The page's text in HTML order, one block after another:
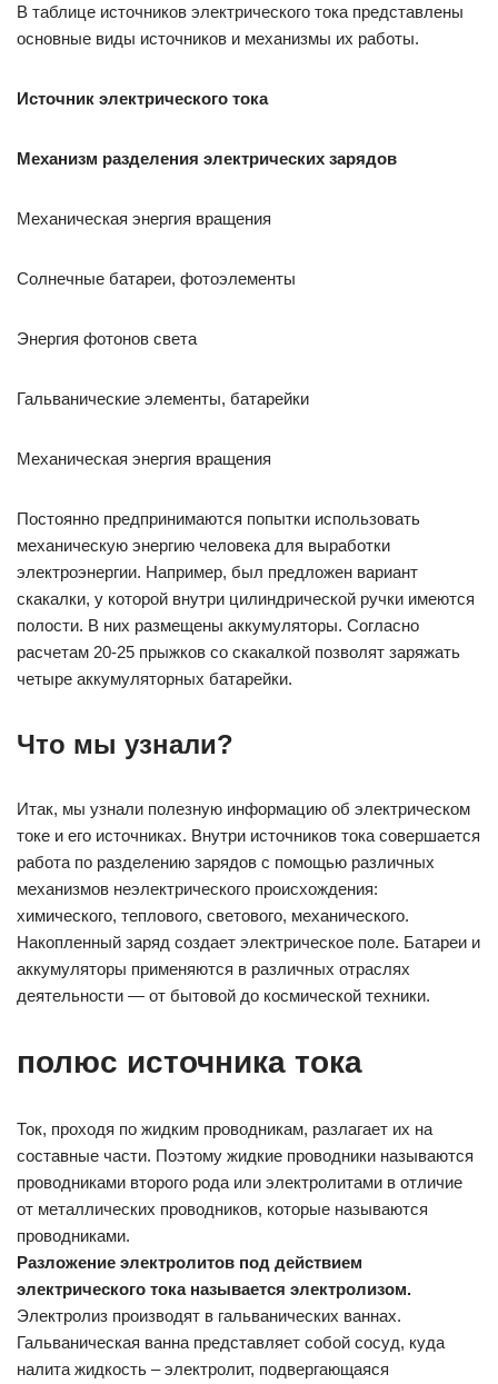
В таблице источников электрического тока представлены
основные виды источников и механизмы их работы.
Источник электрического тока
Механизм разделения электрических зарядов
Механическая энергия вращения
Солнечные батареи, фотоэлементы
Энергия фотонов света
Гальванические элементы, батарейки
Механическая энергия вращения
Постоянно предпринимаются попытки использовать
механическую энергию человека для выработки
электроэнергии. Например, был предложен вариант
скакалки, у которой внутри цилиндрической ручки имеются
полости. В них размещены аккумуляторы. Согласно
расчетам 20-25 прыжков со скакалкой позволят заряжать
четыре аккумуляторных батарейки.
Что мы узнали?
Итак, мы узнали полезную информацию об электрическом
токе и его источниках. Внутри источников тока совершается
работа по разделению зарядов с помощью различных
механизмов неэлектрического происхождения:
химического, теплового, светового, механического.
Накопленный заряд создает электрическое поле. Батареи и
аккумуляторы применяются в различных отраслях
деятельности — от бытовой до космической техники.
полюс источника тока
Ток, проходя по жидким проводникам, разлагает их на
составные части. Поэтому жидкие проводники называются
проводниками второго рода или электролитами в отличие
от металлических проводников, которые называются
проводниками.
Разложение электролитов под действием
электрического тока называется электролизом.
Электролиз производят в гальванических ваннах.
Гальваническая ванна представляет собой сосуд, куда
налита жидкость – электролит, подвергающаяся